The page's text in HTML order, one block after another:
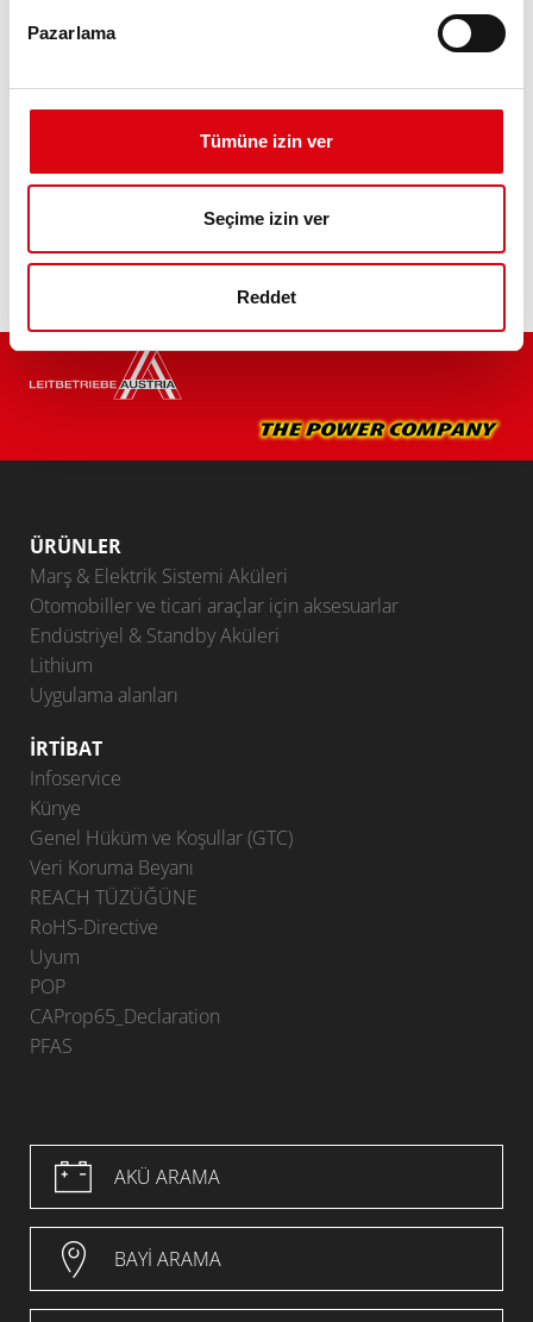
Pazarlama
Tümüne izin ver
Seçime izin ver
Reddet
Avrupa'nın lider kamyon üreticilerinin
Orijinal ekipman kalitesi.
Bu aküyü satın al:
BAYI & MONTAJ SERVISI >
ÜRÜNLER
Marş & Elektrik Sistemi Aküleri
Otomobiller ve ticari araçlar için aksesuarlar
Endüstriyel & Standby Aküleri
Lithium
Uygulama alanları
İRTIBAT
Infoservice
Künye
Genel Hüküm ve Koşullar (GTC)
Veri Koruma Beyanı
REACH TÜZÜĞÜNE
RoHS-Directive
Uyum
POP
CAProp65_Declaration
PFAS
AKÜ ARAMA
BAYI ARAMA